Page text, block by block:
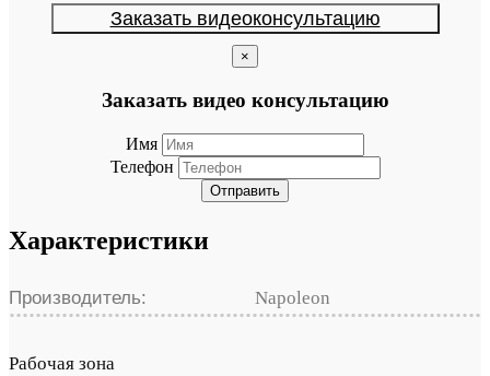
Заказать видеоконсультацию
×
Заказать видео консультацию
Имя
Телефон
Отправить
Характеристики
Производитель: Napoleon
Рабочая зона